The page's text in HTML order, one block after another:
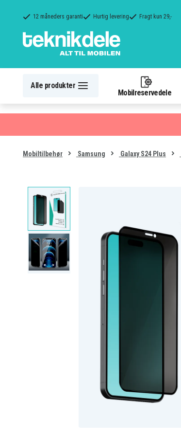
12 måneders garanti Hurtig levering Fragt kun 29,-
Alle produkter
Mobilreservedele
Mobiltilbehør Samsung Galaxy S24 Plus